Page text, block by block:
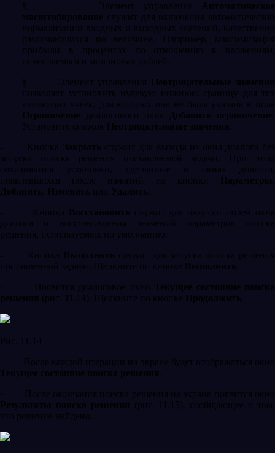
§
Элемент управления Автоматическое
масштабирование служит для включения автоматической
нормализации входных и выходных значений, качественно
различающихся по величине. Например, максимизация
прибыли в процентах по отношению к вложениям,
исчисляемым в миллионах рублей.
§
Элемент управления Неотрицательные значения
позволяет установить нулевую нижнюю границу для тех
влияющих ячеек, для которых она не была указана в поле
Ограничение диалогового окна Добавить ограничение
Установите флажок Неотрицательные значения
-
Кнопка Закрытьслужит для выхода из окна диалога без
запуска поиска решения поставленной задачи. При этом
сохраняются установки, сделанные в окнах диалога,
появлявшихся после нажатий на кнопки
Параметры ,
Добавить, Изменить или Удалить
-
Кнопка Восстановитьслужит для очистки полей окна
диалога и восстановления значений параметров поиска
решения, используемых по умолчанию.
-
Кнопка Выполнить служит для запуска поиска решения
поставленной задачи. Щелкните по кнопке Выполнить
·
Появится диалоговое окно Текущее состояние поиска
решения (рис. 11.14). Щелкните по кнопке Продолжить
Рис. 11.14
·
После каждой итерации на экране будет отображаться окно
Текущее состояние поиска решения
·
После окончания поиска решения на экране появится окно
Результаты поиска решения (рис. 11.15), сообщающее о том,
что решение найдено.